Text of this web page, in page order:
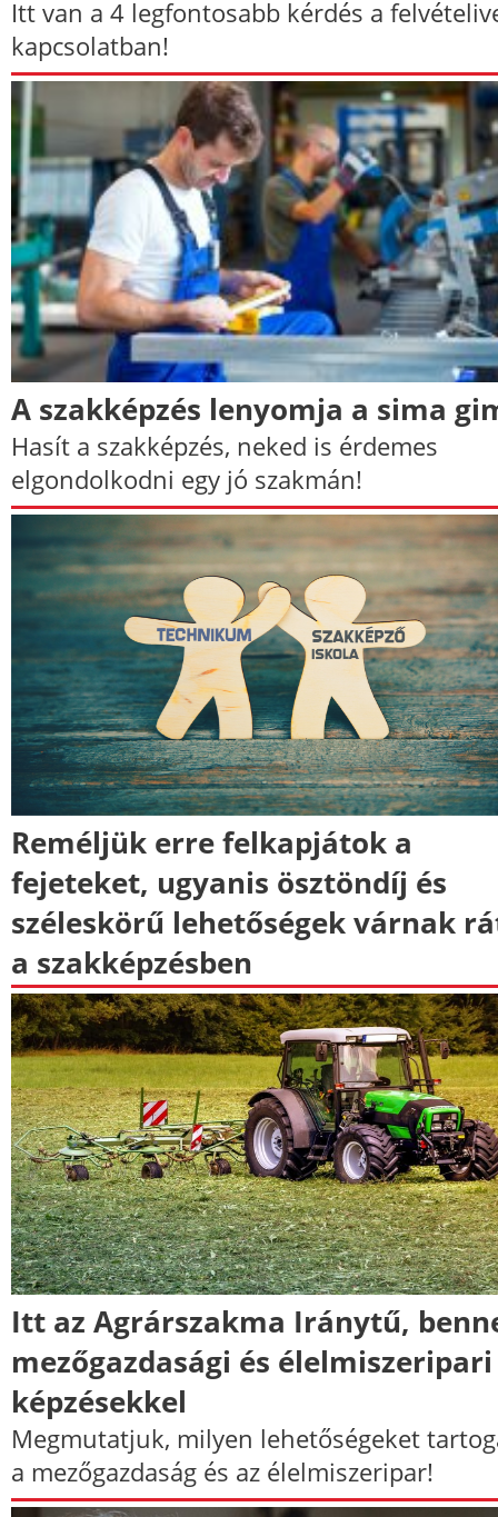
Itt van a 4 legfontosabb kérdés a
kapcsolatban!
A szakképzés lenyomja a sima
Hasít a szakképzés, neked is érdemes
elgondolkodni egy jó szakmán!
Reméljük erre felkapjátok a
fejeteket, ugyanis ösztöndíj és
széleskörű lehetőségek várnak
a szakképzésben
Itt az Agrárszakma Iránytű,
mezőgazdasági és élelmiszeripari
képzésekkel
Megmutatjuk, milyen lehetőségeket
a mezőgazdaság és az élelmiszeripar!